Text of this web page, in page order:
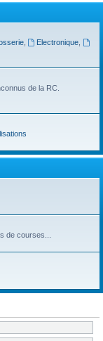
, Electronique
de la RC.
de courses...